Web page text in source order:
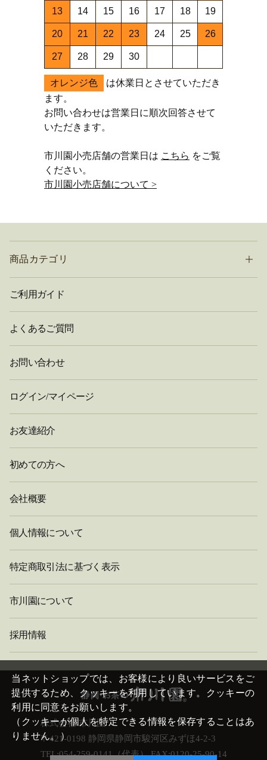
13 14 15 16 17 18 19
20 21 22 23 24 25 26
27 28 29 30
オレンジ色
は休業日とさせていただき
ます。
お問い合わせは営業日に順次回答させて
いただきます。
市川園小売店舗の営業日は こちら をご覧
ください。
市川園小売店舗について >
商品カテゴリ
ご利用ガイド
よくあるご質問
お問い合わせ
ログイン/マイページ
お友達紹介
初めての方へ
会社概要
個人情報について
特定商取引法に基づく表示
市川園について
採用情報
株式会社 市川園
〒421-0198 静岡県静岡市駿河区みずほ4-2-3
TEL:054-259-0141（代表） FAX:0120-25-90-14
当ネットショップでは、お客様により良いサービスをご
提供するため、クッキーを利用しています。クッキーの
利用に同意をお願いします。
（クッキーが個人を特定できる情報を保存することはあ
りません。）
閉
じ
る